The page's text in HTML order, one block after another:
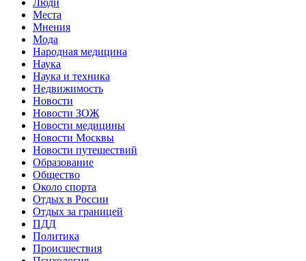
Люди
Места
Мнения
Мода
Народная медицина
Наука
Наука и техника
Недвижимость
Новости
Новости ЗОЖ
Новости медицины
Новости Москвы
Новости путешествий
Образование
Общество
Около спорта
Отдых в России
Отдых за границей
ПДД
Политика
Происшествия